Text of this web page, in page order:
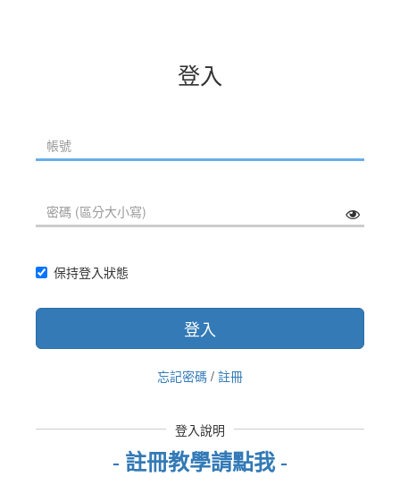
登入
保持登入狀態
登入
忘記密碼 / 註冊
登入說明
- 註冊教學請點我 -